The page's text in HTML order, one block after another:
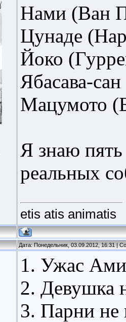
Нами (Ван
Цунаде
Йоко
Ябасава-
Мацумото
Я знаю
реальных
etis atis animatis
Дата: Понедельник, 03.09.2012, 16:31 |
1. Ужас
2. Девушка
3. Парни не